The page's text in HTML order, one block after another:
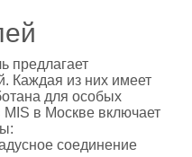
предлагает
Каждая из них имеет
для особых
в Москве включает
соединение